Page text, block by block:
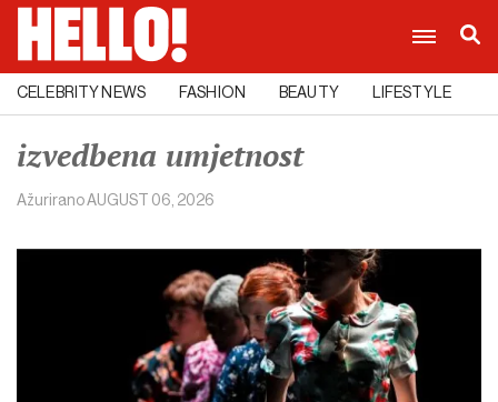
CELEBRITY NEWS FASHION BEAUTY LIFESTYLE
izvedbena umjetnost
AžuriranoAUGUST 06, 2026